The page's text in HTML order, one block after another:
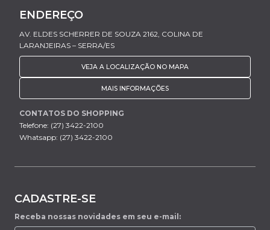
ENDEREÇO
AV. ELDES SCHERRER DE SOUZA 2162, COLINA DE
LARANJEIRAS – SERRA/ES
VEJA A LOCALIZAÇÃO NO MAPA
MAIS INFORMAÇÕES
CONTATOS DO SHOPPING
Telefone: (27) 3422-2100
Whatsapp: (27) 3422-2100
CADASTRE-SE
Receba nossas novidades em seu e-mail: